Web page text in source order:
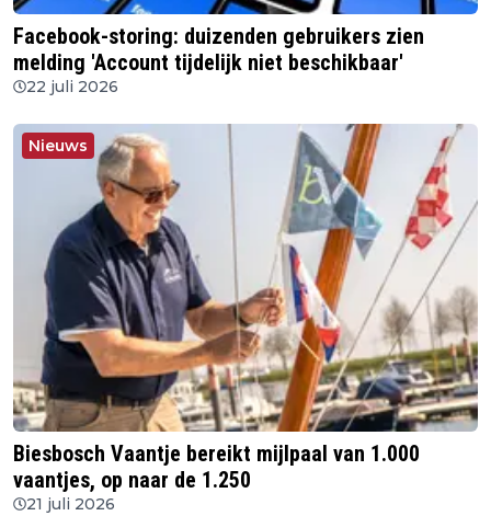
Facebook-storing: duizenden gebruikers zien
melding 'Account tijdelijk niet beschikbaar'
22 juli 2026
Nieuws
Biesbosch Vaantje bereikt mijlpaal van 1.000
vaantjes, op naar de 1.250
21 juli 2026